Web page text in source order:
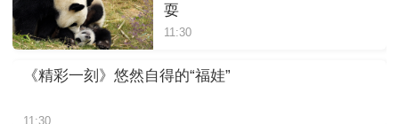
耍
11:30
《精彩一刻》悠然自得的“福娃”